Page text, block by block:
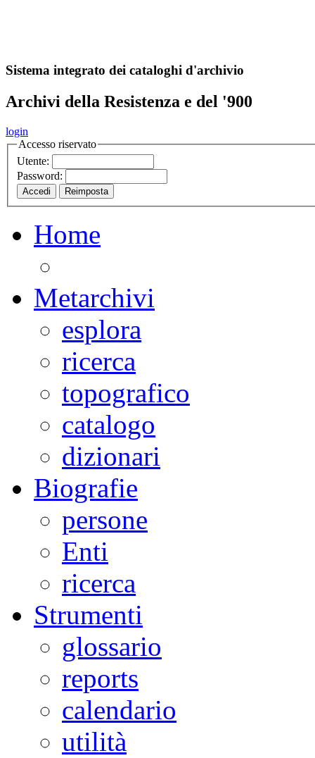
Sistema integrato dei cataloghi d'archivio
Archivi della Resistenza e del '900
login
Accesso riservato
Utente:
Password:
Home
Metarchivi
esplora
ricerca
topografico
catalogo
dizionari
Biografie
persone
Enti
ricerca
Strumenti
glossario
reports
calendario
utilità